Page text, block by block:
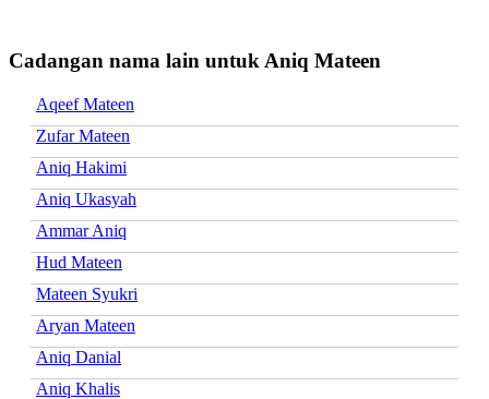
Cadangan nama lain untuk Aniq Mateen
Aqeef Mateen
Zufar Mateen
Aniq Hakimi
Aniq Ukasyah
Ammar Aniq
Hud Mateen
Mateen Syukri
Aryan Mateen
Aniq Danial
Aniq Khalis